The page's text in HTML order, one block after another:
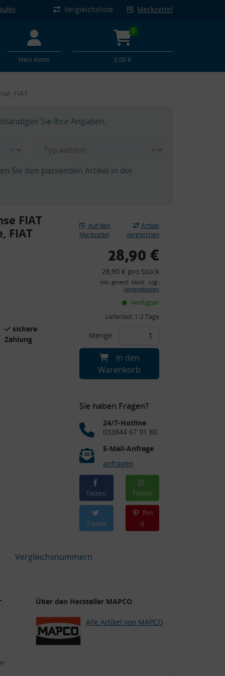
Vergleichsliste Merkzettel
Mein Konto
0
0,00 €
FIAT
Sie Ihre Angaben.
Sie den passenden Artikel in der
FIAT
FIAT
sichere
Zahlung
Auf den
Merkzettel
Artikel
vergleichen
28,90 €
28,90 € pro Stück
inkl. gesetzl. MwSt., zzgl.
Versandkosten
Verfügbar
Lieferzeit: 1-2 Tage
Menge:
In den
Warenkorb
Sie haben Fragen?
24/7-Hotline
033844 67 91 80
E-Mail-Anfrage
anfragen
Teilen Teilen
Tweet
Pin
it
Vergleichsnummern
Über den Hersteller MAPCO
Alle Artikel von MAPCO